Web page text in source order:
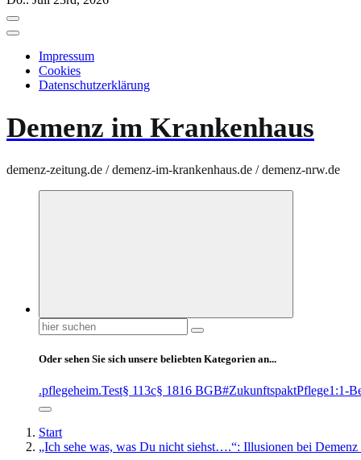
Impressum
Cookies
Datenschutzerklärung
Demenz im Krankenhaus
demenz-zeitung.de / demenz-im-krankenhaus.de / demenz-nrw.de
Suchen
nach:
Oder sehen Sie sich unsere beliebten Kategorien an...
.pflegeheim.Test§ 113c§ 1816 BGB#ZukunftspaktPflege1:1-
Start
„Ich sehe was, was Du nicht siehst….“: Illusionen bei Demenz